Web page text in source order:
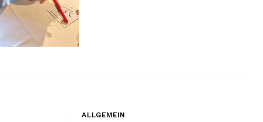
ALLGEMEIN